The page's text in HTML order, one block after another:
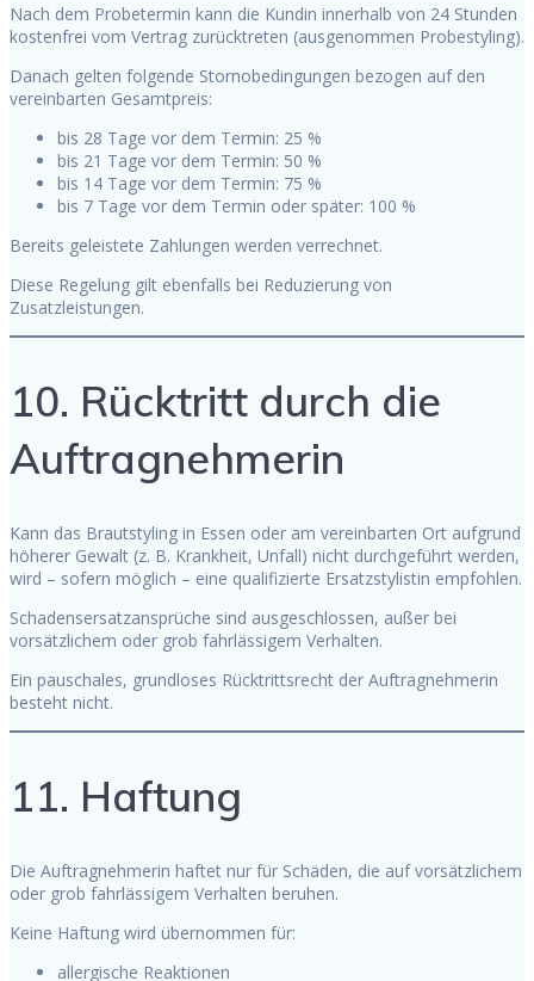
Nach dem Probetermin kann die Kundin innerhalb von 24 Stunden
kostenfrei vom Vertrag zurücktreten (ausgenommen Probestyling).
Danach gelten folgende Stornobedingungen bezogen auf den
vereinbarten Gesamtpreis:
bis 28 Tage vor dem Termin: 25 %
bis 21 Tage vor dem Termin: 50 %
bis 14 Tage vor dem Termin: 75 %
bis 7 Tage vor dem Termin oder später: 100 %
Bereits geleistete Zahlungen werden verrechnet.
Diese Regelung gilt ebenfalls bei Reduzierung von
Zusatzleistungen.
10. Rücktritt durch die
Auftragnehmerin
Kann das Brautstyling in Essen oder am vereinbarten Ort aufgrund
höherer Gewalt (z. B. Krankheit, Unfall) nicht durchgeführt werden,
wird – sofern möglich – eine qualifizierte Ersatzstylistin empfohlen.
Schadensersatzansprüche sind ausgeschlossen, außer bei
vorsätzlichem oder grob fahrlässigem Verhalten.
Ein pauschales, grundloses Rücktrittsrecht der Auftragnehmerin
besteht nicht.
11. Haftung
Die Auftragnehmerin haftet nur für Schäden, die auf vorsätzlichem
oder grob fahrlässigem Verhalten beruhen.
Keine Haftung wird übernommen für:
allergische Reaktionen